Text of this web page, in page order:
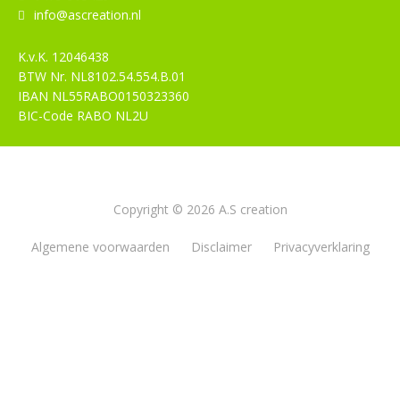
info@ascreation.nl
K.v.K. 12046438
BTW Nr. NL8102.54.554.B.01
IBAN NL55RABO0150323360
BIC-Code RABO NL2U
Copyright © 2026 A.S creation
Algemene voorwaarden Disclaimer Privacyverklaring